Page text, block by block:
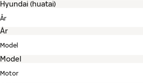
År
Model
Motor